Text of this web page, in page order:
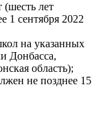
(шесть лет
1 сентября 2022
на указанных
Донбасса,
область);
не позднее 15